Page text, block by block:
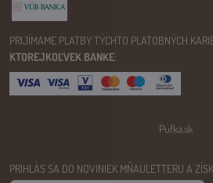
PRIJÍMAME PLATBY TÝCHTO PLATOBNÝCH
KTOREJKOĽVEK BANKE:
Pufka.sk
PRIHLÁS SA DO NOVINIEK MŇAULETTERU A